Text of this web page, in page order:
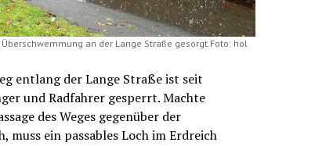
an der Lange Straße gesorgt.Foto: hol
entlang der Lange Straße ist seit
und Radfahrer gesperrt. Machte
des Weges gegenüber der
muss ein passables Loch im Erdreich